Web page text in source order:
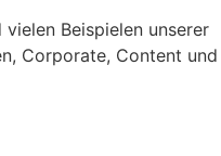
Beispielen unserer
Corporate, Content und